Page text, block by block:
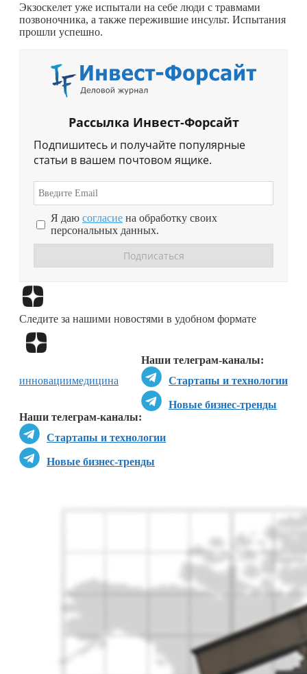
Экзоскелет уже испытали на себе люди с травмами
позвоночника, а также пережившие инсульт. Испытания
прошли успешно.
Рассылка Инвест-Форсайт
Подпишитесь и получайте популярные
статьи в вашем почтовом ящике.
Я даю согласие на обработку своих
персональных данных.
Следите за нашими новостями в удобном формате
Наши телеграм-каналы:
Стартапы и технологии
Новые бизнес-тренды
Наши телеграм-каналы:
Стартапы и технологии
Новые бизнес-тренды
инновациимедицина